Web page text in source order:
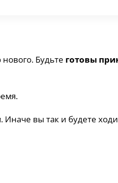
Будьте готовы
вы так и будете